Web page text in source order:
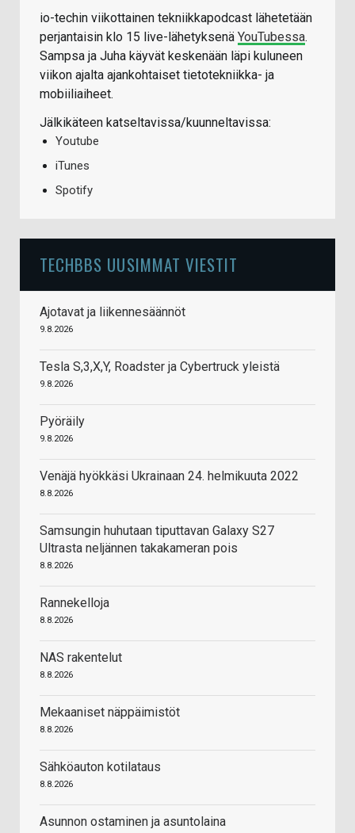
io-techin viikottainen tekniikkapodcast lähetetään
perjantaisin klo 15 live-lähetyksenä YouTubessa.
Sampsa ja Juha käyvät keskenään läpi kuluneen
viikon ajalta ajankohtaiset tietotekniikka- ja
mobiiliaiheet.
Jälkikäteen katseltavissa/kuunneltavissa:
Youtube
iTunes
Spotify
TECHBBS UUSIMMAT VIESTIT
Ajotavat ja liikennesäännöt
9.8.2026
Tesla S,3,X,Y, Roadster ja Cybertruck yleistä
9.8.2026
Pyöräily
9.8.2026
Venäjä hyökkäsi Ukrainaan 24. helmikuuta 2022
8.8.2026
Samsungin huhutaan tiputtavan Galaxy S27
Ultrasta neljännen takakameran pois
8.8.2026
Rannekelloja
8.8.2026
NAS rakentelut
8.8.2026
Mekaaniset näppäimistöt
8.8.2026
Sähköauton kotilataus
8.8.2026
Asunnon ostaminen ja asuntolaina